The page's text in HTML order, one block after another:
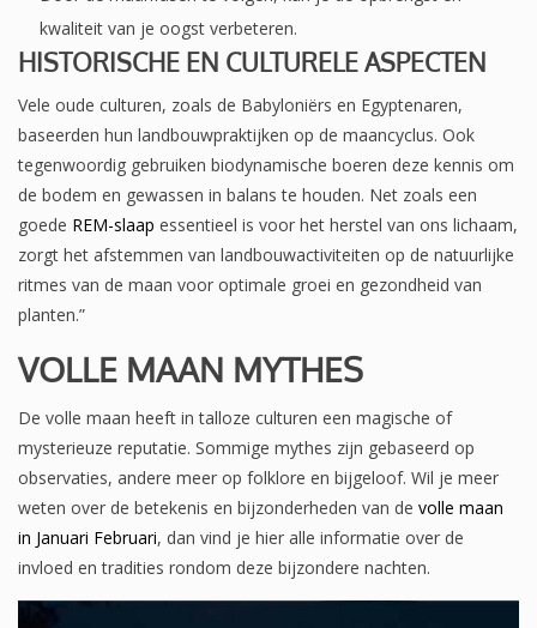
kwaliteit van je oogst verbeteren.
HISTORISCHE EN CULTURELE ASPECTEN
Vele oude culturen, zoals de Babyloniërs en Egyptenaren,
baseerden hun landbouwpraktijken op de maancyclus. Ook
tegenwoordig gebruiken biodynamische boeren deze kennis om
de bodem en gewassen in balans te houden. Net zoals een
goede REM-slaap essentieel is voor het herstel van ons lichaam,
zorgt het afstemmen van landbouwactiviteiten op de natuurlijke
ritmes van de maan voor optimale groei en gezondheid van
planten.”
VOLLE MAAN MYTHES
De volle maan heeft in talloze culturen een magische of
mysterieuze reputatie. Sommige mythes zijn gebaseerd op
observaties, andere meer op folklore en bijgeloof. Wil je meer
weten over de betekenis en bijzonderheden van de volle maan
in Januari Februari, dan vind je hier alle informatie over de
invloed en tradities rondom deze bijzondere nachten.